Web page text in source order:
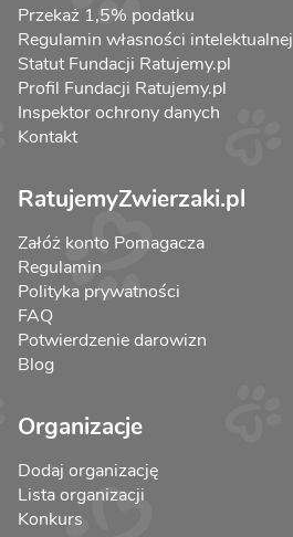
Przekaż 1,5% podatku
Regulamin własności intelektualnej
Statut Fundacji Ratujemy.pl
Profil Fundacji Ratujemy.pl
Inspektor ochrony danych
Kontakt
RatujemyZwierzaki.pl
Załóż konto Pomagacza
Regulamin
Polityka prywatności
FAQ
Potwierdzenie darowizn
Blog
Organizacje
Dodaj organizację
Lista organizacji
Konkurs